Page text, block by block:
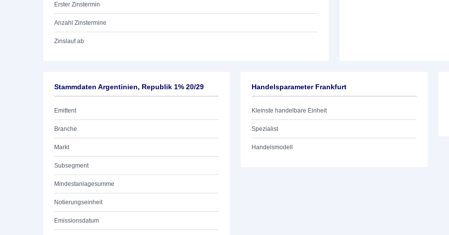
Erster Zinstermin
Anzahl Zinstermine
Zinslauf ab
Stammdaten Argentinien, Republik 1% 20/29
Emittent
Branche
Markt
Subsegment
Mindestanlagesumme
Notierungseinheit
Emissionsdatum
Handelsparameter Frankfurt
Kleinste handelbare Einheit
Spezialist
Handelsmodell